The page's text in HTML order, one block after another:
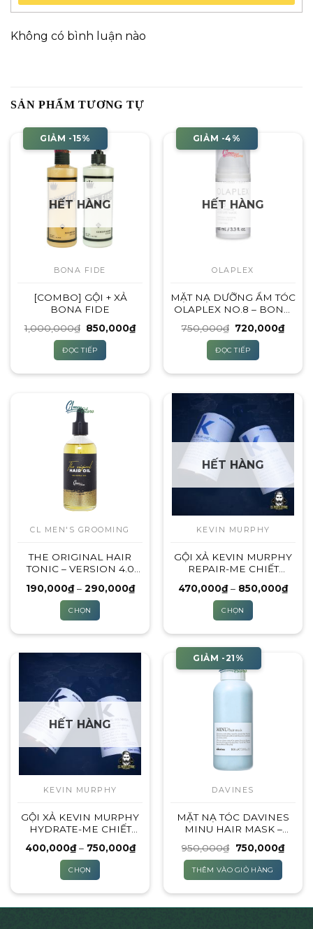
Không có bình luận nào
SẢN PHẨM TƯƠNG TỰ
GIẢM -15%
HẾT HÀNG
BONA FIDE
[COMBO] GỘI + XẢ
BONA FIDE
1,000,000₫ Giá
là:
1,000,000₫.
850,000₫Giá
hiện
ĐỌC TIẾP
GIẢM -4%
HẾT HÀNG
OLAPLEX
MẶT NẠ DƯỠNG ẨM TÓC
OLAPLEX NO.8 – BOND
MASK
750,000₫ Giá
là:
750,000₫.
720,000₫Giá
hiện
ĐỌC TIẾP
CL MEN'S GROOMING
THE ORIGINAL HAIR
TONIC – VERSION 4.0
190,000₫ – 290,000₫Khoảng
giá:
290,000₫
CHỌN
này
biến
thể.
Các
chọn
có
thể
chọn
trên
trang
sản
phẩm
HẾT HÀNG
KEVIN MURPHY
GỘI XẢ KEVIN MURPHY
REPAIR-ME CHIẾT
470,000₫ – 850,000₫
giá:
CHỌN
này
có
nhiều
Các
tùy
chọn
có
thể
chọn
trên
trang
sản
HẾT HÀNG
KEVIN MURPHY
GỘI XẢ KEVIN MURPHY
HYDRATE-ME CHIẾT
400,000₫ – 750,000₫Khoảng
giá:
750,000₫
CHỌN
GIẢM -21%
DAVINES
MẶT NẠ TÓC DAVINES
MINU HAIR MASK –
950,000₫ Giá
là:
950,000₫.
750,000₫Giá
hiện
THÊM VÀO GIỎ HÀNG